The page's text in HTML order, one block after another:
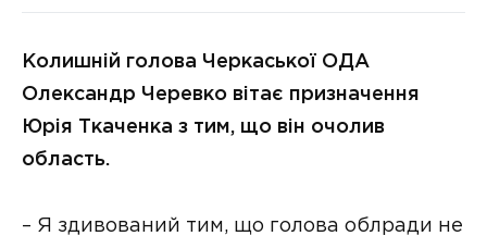
Колишній голова Черкаської ОДА
Олександр Черевко вітає призначення
Юрія Ткаченка з тим, що він очолив
область.
– Я здивований тим, що голова облради не